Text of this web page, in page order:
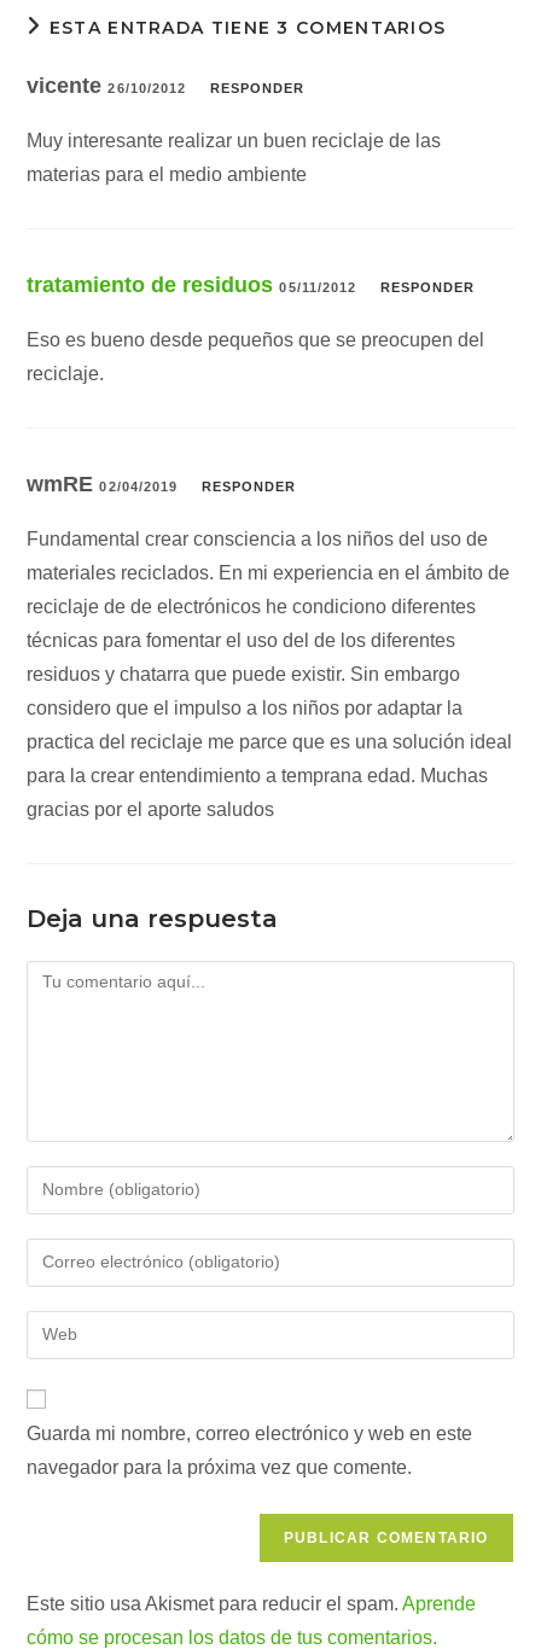
ESTA ENTRADA TIENE 3 COMENTARIOS
vicente26/10/2012 RESPONDER
Muy interesante realizar un buen reciclaje de las
materias para el medio ambiente
tratamiento de residuos 05/11/2012 RESPONDER
Eso es bueno desde pequeños que se preocupen del
reciclaje.
wmRE02/04/2019 RESPONDER
Fundamental crear consciencia a los niños del uso de
materiales reciclados. En mi experiencia en el ámbito de
reciclaje de de electrónicos he condiciono diferentes
técnicas para fomentar el uso del de los diferentes
residuos y chatarra que puede existir. Sin embargo
considero que el impulso a los niños por adaptar la
practica del reciclaje me parce que es una solución ideal
para la crear entendimiento a temprana edad. Muchas
gracias por el aporte saludos
Deja una respuesta
Comentario
Introduce
tu
nombre
de
usuario
para
Introduce
tu
dirección
de
para
comentar
Introduce
la
de
tu
web
Guarda mi nombre, correo electrónico y web en este
navegador para la próxima vez que comente.
Este sitio usa Akismet para reducir el spam.Aprende
cómo se procesan los datos de tus comentarios.